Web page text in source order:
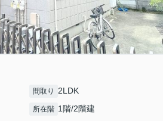
間取り 2LDK
所在階 1階/2階建